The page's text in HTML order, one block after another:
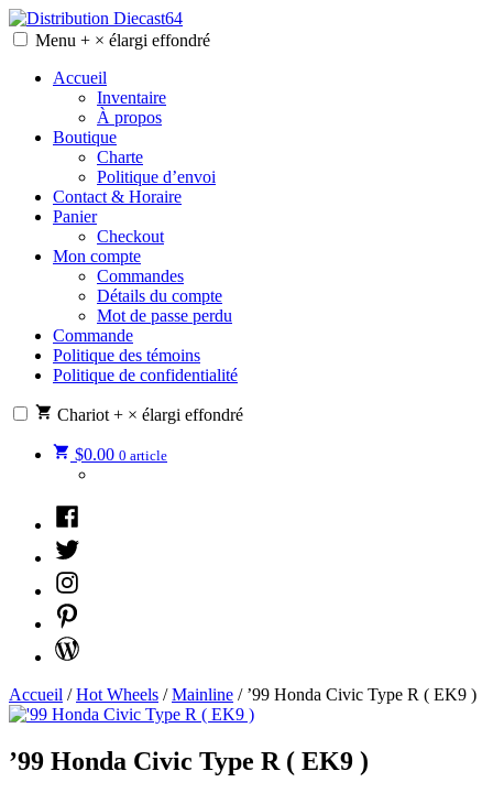
Skip
to
Distribution Diecast64
Une passion, un mode de vie.
Menu + × élargi effondré
Accueil
Inventaire
À propos
Boutique
Charte
Politique d’envoi
Contact & Horaire
Panier
Checkout
Mon compte
Commandes
Détails du compte
Mot de passe perdu
Commande
Politique des témoins
Politique de confidentialité
Chariot + × élargi effondré
$0.00 0 article
Facebook
Twitter
Instagram
Pinterest
WordPress
Accueil /Hot Wheels /Mainline / ’99 Honda Civic Type R ( EK9 )
’99 Honda Civic Type R ( EK9 )